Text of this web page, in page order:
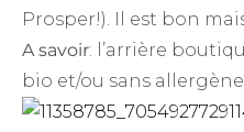
Prosper!). Il est bon
A savoir: l’arrière
bio et/ou sans